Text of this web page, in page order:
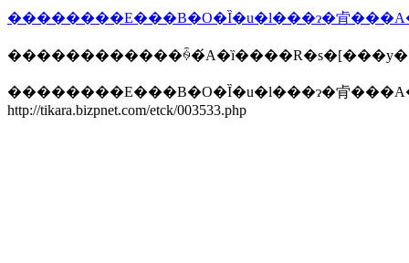
��������E���B�O�Ȉ�u�l���ɂ�肻
http://tikara.bizpnet.com/etck/003533.php